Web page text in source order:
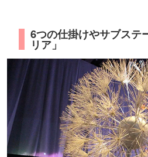
6つの仕掛けやサブステ
リア」